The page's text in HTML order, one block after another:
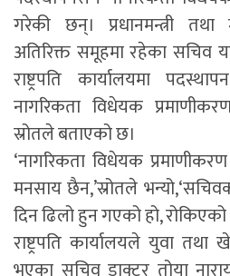
गरेकी छन्। प्रधानमन्त्री तथा
अतिरिक्त समूहमा रहेका सचिव
राष्ट्रपति कार्यालयमा
नागरिकता विधेयक
स्रोतले बताएको छ।
‘नागरिकता विधेयक प्रमाणीकरण
मनसाय छैन,’स्रोतले
दिन ढिलो हुन गएको हो, रोकिएको
राष्ट्रपति कार्यालयले युवा